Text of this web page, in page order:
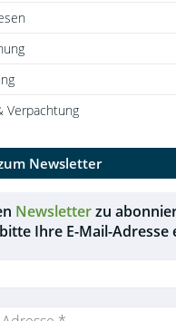
Verpachtung
Newsletter
Newsletterzu
Ihre E-Mail-Adresse